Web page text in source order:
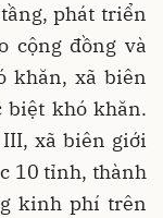
phát triển
cộng đồng và
khăn, xã biên
biệt khó khăn.
xã biên giới
10 tỉnh, thành
kinh phí trên